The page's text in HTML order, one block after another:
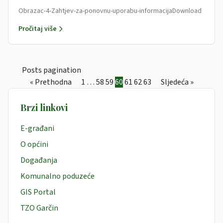
Obrazac-4-Zahtjev-za-ponovnu-uporabu-informacijaDownload
Pročitaj više
Posts pagination
« Prethodna
1 …585960616263 Sljedeća »
Brzi linkovi
E-građani
O općini
Događanja
Komunalno poduzeće
GIS Portal
TZO Garčin